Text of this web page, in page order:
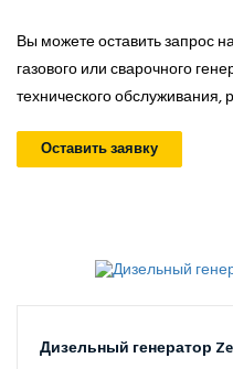
Вы можете оставить запрос
газового или сварочного
технического
Оставить заявку
Дизельный генератор